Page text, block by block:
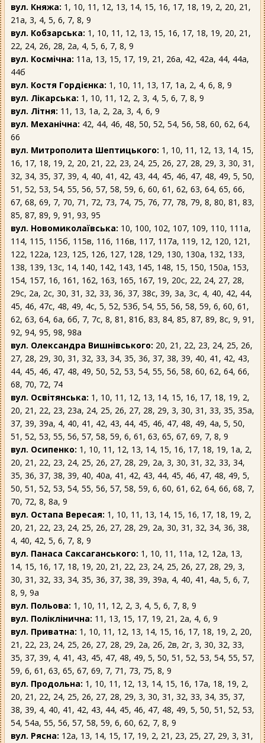
вул. Княжа: 1, 10, 11, 12, 13, 14, 15, 16, 17, 18, 19, 2, 20, 21,
21а, 3, 4, 5, 6, 7, 8, 9
вул. Кобзарська: 1, 10, 11, 12, 13, 15, 16, 17, 18, 19, 20, 21,
22, 24, 26, 28, 2а, 4, 5, 6, 7, 8, 9
вул. Космічна: 11а, 13, 15, 17, 19, 21, 26а, 42, 42а, 44, 44а,
44б
вул. Костя Гордієнка: 1, 10, 11, 13, 17, 1а, 2, 4, 6, 8, 9
вул. Лікарська: 1, 10, 11, 12, 2, 3, 4, 5, 6, 7, 8, 9
вул. Літня: 11, 13, 1а, 2, 2а, 3, 4, 6, 9
вул. Механічна: 42, 44, 46, 48, 50, 52, 54, 56, 58, 60, 62, 64,
66
вул. Митрополита Шептицького: 1, 10, 11, 12, 13, 14, 15,
16, 17, 18, 19, 2, 20, 21, 22, 23, 24, 25, 26, 27, 28, 29, 3, 30, 31,
32, 34, 35, 37, 39, 4, 40, 41, 42, 43, 44, 45, 46, 47, 48, 49, 5, 50,
51, 52, 53, 54, 55, 56, 57, 58, 59, 6, 60, 61, 62, 63, 64, 65, 66,
67, 68, 69, 7, 70, 71, 72, 73, 74, 75, 76, 77, 78, 79, 8, 80, 81, 83,
85, 87, 89, 9, 91, 93, 95
вул. Новомиколаївська: 10, 100, 102, 107, 109, 110, 111а,
114, 115, 115б, 115в, 116, 116в, 117, 117а, 119, 12, 120, 121,
122, 122а, 123, 125, 126, 127, 128, 129, 130, 130а, 132, 133,
138, 139, 13с, 14, 140, 142, 143, 145, 148, 15, 150, 150а, 153,
154, 157, 16, 161, 162, 163, 165, 167, 19, 20с, 22, 24, 27, 28,
29с, 2а, 2с, 30, 31, 32, 33, 36, 37, 38с, 39, 3а, 3с, 4, 40, 42, 44,
45, 46, 47с, 48, 49, 4с, 5, 52, 53б, 54, 55, 56, 58, 59, 6, 60, 61,
62, 63, 64, 6а, 6б, 7, 7с, 8, 81, 81б, 83, 84, 85, 87, 89, 8с, 9, 91,
92, 94, 95, 98, 98а
вул. Олександра Вишнівського: 20, 21, 22, 23, 24, 25, 26,
27, 28, 29, 30, 31, 32, 33, 34, 35, 36, 37, 38, 39, 40, 41, 42, 43,
44, 45, 46, 47, 48, 49, 50, 52, 53, 54, 55, 56, 58, 60, 62, 64, 66,
68, 70, 72, 74
вул. Освітянська: 1, 10, 11, 12, 13, 14, 15, 16, 17, 18, 19, 2,
20, 21, 22, 23, 23а, 24, 25, 26, 27, 28, 29, 3, 30, 31, 33, 35, 35а,
37, 39, 39а, 4, 40, 41, 42, 43, 44, 45, 46, 47, 48, 49, 4а, 5, 50,
51, 52, 53, 55, 56, 57, 58, 59, 6, 61, 63, 65, 67, 69, 7, 8, 9
вул. Осипенко: 1, 10, 11, 12, 13, 14, 15, 16, 17, 18, 19, 1а, 2,
20, 21, 22, 23, 24, 25, 26, 27, 28, 29, 2а, 3, 30, 31, 32, 33, 34,
35, 36, 37, 38, 39, 40, 40а, 41, 42, 43, 44, 45, 46, 47, 48, 49, 5,
50, 51, 52, 53, 54, 55, 56, 57, 58, 59, 6, 60, 61, 62, 64, 66, 68, 7,
70, 72, 8, 8а, 9
вул. Остапа Вересая: 1, 10, 11, 13, 14, 15, 16, 17, 18, 19, 2,
20, 21, 22, 23, 24, 25, 26, 27, 28, 29, 2а, 30, 31, 32, 34, 36, 38,
4, 40, 42, 5, 6, 7, 8, 9
вул. Панаса Саксаганського: 1, 10, 11, 11а, 12, 12а, 13,
14, 15, 16, 17, 18, 19, 20, 21, 22, 23, 24, 25, 26, 27, 28, 29, 3,
30, 31, 32, 33, 34, 35, 36, 37, 38, 39, 39а, 4, 40, 41, 4а, 5, 6, 7,
8, 9, 9а
вул. Польова: 1, 10, 11, 12, 2, 3, 4, 5, 6, 7, 8, 9
вул. Поліклінична: 11, 13, 15, 17, 19, 21, 2а, 4, 6, 9
вул. Приватна: 1, 10, 11, 12, 13, 14, 15, 16, 17, 18, 19, 2, 20,
21, 22, 23, 24, 25, 26, 27, 28, 29, 2а, 2б, 2в, 2г, 3, 30, 32, 33,
35, 37, 39, 4, 41, 43, 45, 47, 48, 49, 5, 50, 51, 52, 53, 54, 55, 57,
59, 6, 61, 63, 65, 67, 69, 7, 71, 73, 75, 8, 9
вул. Продольна: 1, 10, 11, 12, 13, 14, 15, 16, 17а, 18, 19, 2,
20, 21, 22, 24, 25, 26, 27, 28, 29, 3, 30, 31, 32, 33, 34, 35, 37,
38, 39, 4, 40, 41, 42, 43, 44, 45, 46, 47, 48, 49, 5, 50, 51, 52, 53,
54, 54а, 55, 56, 57, 58, 59, 6, 60, 62, 7, 8, 9
вул. Рясна: 12а, 13, 14, 15, 17, 19, 2, 21, 23, 25, 27, 29, 3, 31,